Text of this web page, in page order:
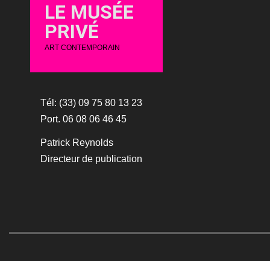
LE MUSÉE
PRIVÉ
ART CONTEMPORAIN
Tél: (33) 09 75 80 13 23
Port. 06 08 06 46 45
Patrick Reynolds
Directeur de publication